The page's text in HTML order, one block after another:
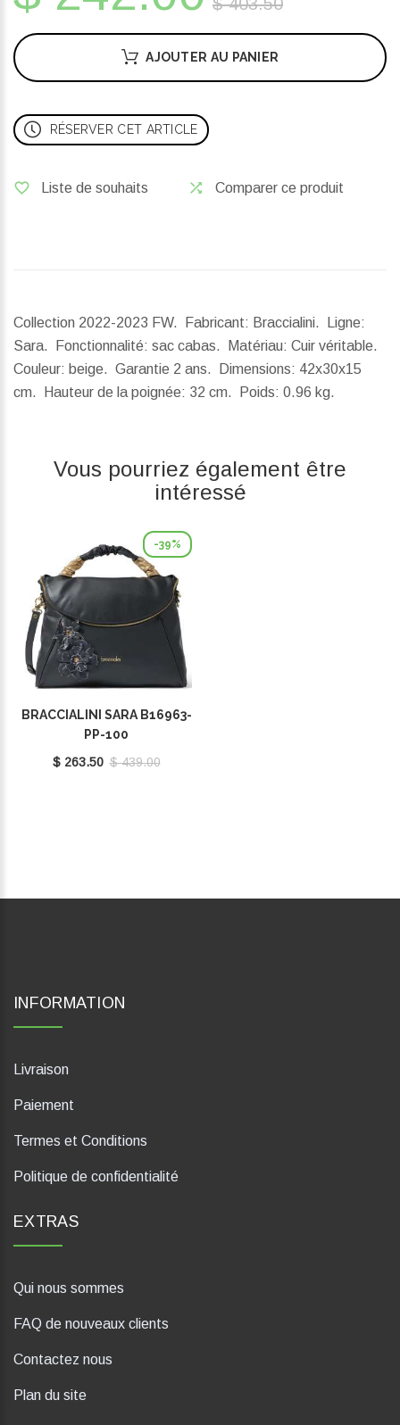
AJOUTER AU PANIER
RÉSERVER CET ARTICLE
Liste de souhaits Comparer ce produit
Collection 2022-2023 FW. Fabricant: Braccialini. Ligne:
Sara. Fonctionnalité: sac cabas. Matériau: Cuir véritable.
Couleur: beige. Garantie 2 ans.
Dimensions: 42x30x15
cm.
Hauteur de la poignée: 32 cm. Poids: 0.96 kg.
Vous pourriez également être
intéressé
-39%
BRACCIALINI SARA B16963-
PP-100
$ 263.50 $ 439.00
INFORMATION
Livraison
Paiement
Termes et Conditions
Politique de confidentialité
EXTRAS
Qui nous sommes
FAQ de nouveaux clients
Contactez nous
Plan du site